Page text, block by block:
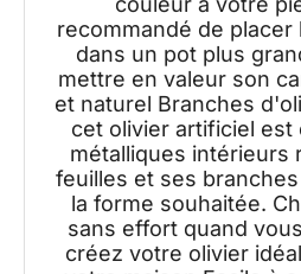
recommandé de placer
dans un pot plus
mettre en valeur son
et naturel Branches
cet olivier artificiel est
métalliques intérieurs
feuilles et ses
la forme souhaitée.
sans effort quand
créez votre olivier